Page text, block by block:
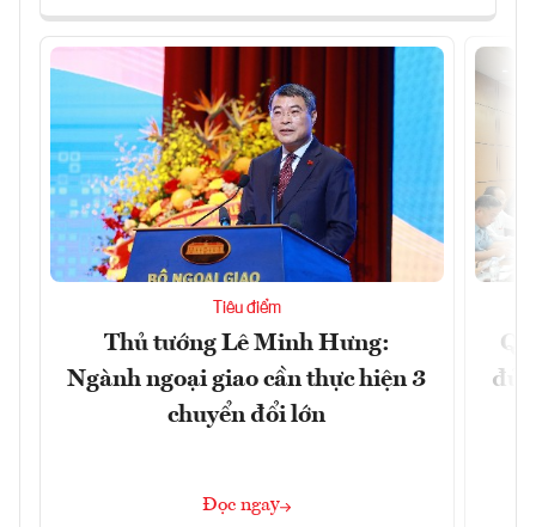
Tiêu điểm
Thủ tướng Lê Minh Hưng:
Ngành ngoại giao cần thực hiện 3
chuyển đổi lớn
Đọc ngay
đủ